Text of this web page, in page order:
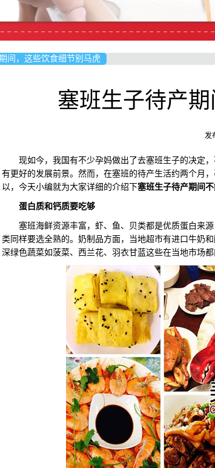
间，这些饮食细节别马虎
塞班生子待产
发
现如今，我国有不少孕妈做出了去塞班生子的决定，
有更好的发展前景。然而，在塞班的待产生活约两个月
以，今天小编就为大家详细的介绍下塞班生子待产期间
蛋白质和钙质要吃够
塞班海鲜资源丰富，虾、鱼、贝类都是优质蛋白来源
类同样要选全熟的。奶制品方面，当地超市有进口牛奶
深绿色蔬菜如菠菜、西兰花、羽衣甘蓝这些在当地市场都